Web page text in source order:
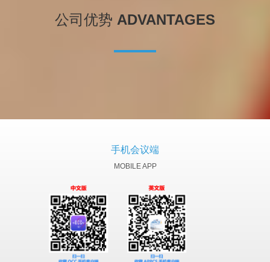
公司优势 ADVANTAGES
手机会议端
MOBILE APP